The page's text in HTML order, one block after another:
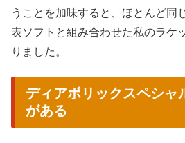
うことを加味すると、ほとんど同
表ソフトと組み合わせた私のラケ
りました。
ディアボリックスペシャ
がある